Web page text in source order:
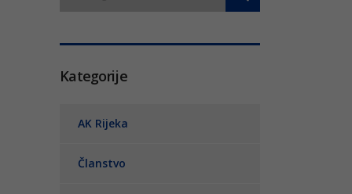
Kategorije
AK Rijeka
Članstvo